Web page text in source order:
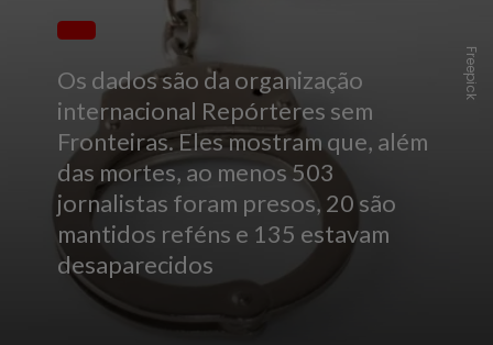
Os dados são da organização
internacional Repórteres sem
Fronteiras. Eles mostram que, além
das mortes, ao menos 503
jornalistas foram presos, 20 são
mantidos reféns e 135 estavam
desaparecidos
Freepick